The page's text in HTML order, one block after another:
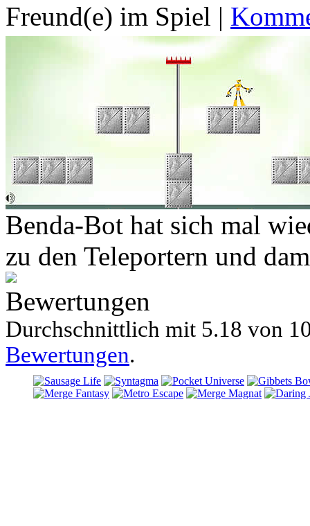
Freund(e) im Spiel |
Benda-Bot hat sich mal
zu den Teleportern und
Bewertungen
Durchschnittlich mit 5.18 von
Bewertungen.